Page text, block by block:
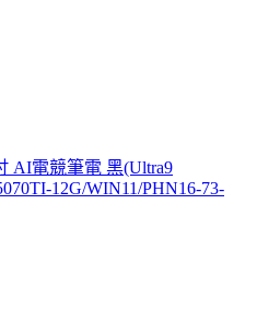
AI電競筆電 黑(Ultra9
12G/WIN11/PHN16-73-